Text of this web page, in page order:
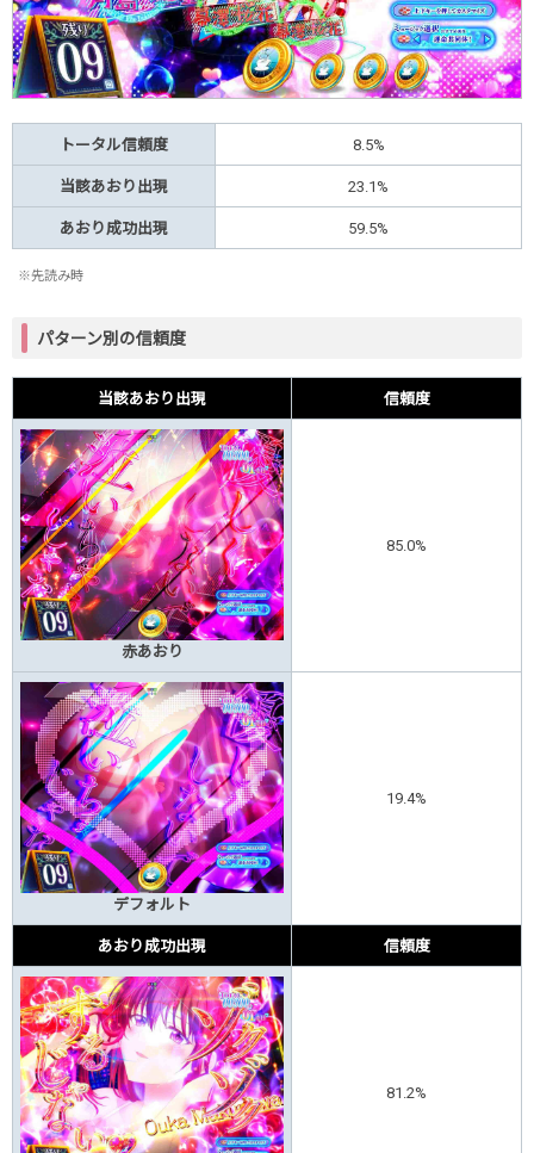
トータル信頼度 8.5%
当該あおり出現 23.1%
あおり成功出現 59.5%
※先読み時
パターン別の信頼度
当該あおり出現 信頼度
赤あおり
85.0%
デフォルト
19.4%
あおり成功出現 信頼度
81.2%